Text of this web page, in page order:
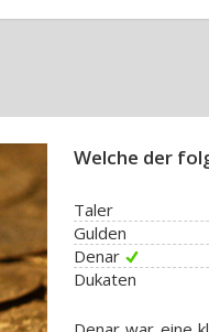
Welche der
Taler
Gulden
Denar
Dukaten